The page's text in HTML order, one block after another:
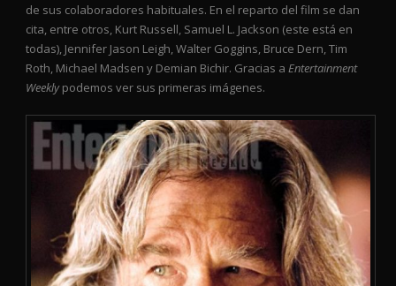
de sus colaboradores habituales. En el reparto del film se dan
cita, entre otros, Kurt Russell, Samuel L. Jackson (este está en
todas), Jennifer Jason Leigh, Walter Goggins, Bruce Dern, Tim
Roth, Michael Madsen y Demian Bichir. Gracias a Entertainment
Weeklypodemos ver sus primeras imágenes.